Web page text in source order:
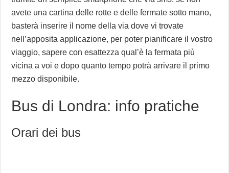
avete una cartina delle rotte e delle fermate sotto mano,
basterà inserire il nome della via dove vi trovate
nell’apposita applicazione, per poter pianificare il vostro
viaggio, sapere con esattezza qual’è la fermata più
vicina a voi e dopo quanto tempo potrà arrivare il primo
mezzo disponibile.
Bus di Londra: info pratiche
Orari dei bus